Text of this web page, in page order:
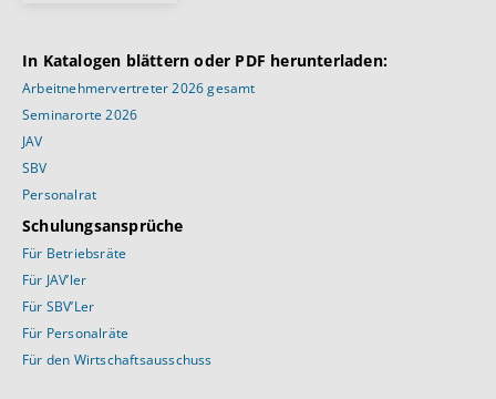
In Katalogen blättern oder PDF herunterladen:
Arbeitnehmervertreter 2026 gesamt
Seminarorte 2026
JAV
SBV
Personalrat
Schulungsansprüche
Für Betriebsräte
Für JAV’ler
Für SBV’Ler
Für Personalräte
Für den Wirtschaftsausschuss